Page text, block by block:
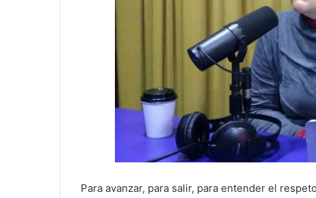
Para avanzar, para salir, para entender el